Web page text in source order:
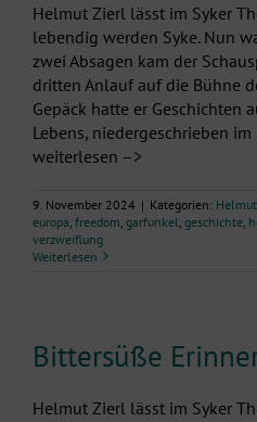
Helmut Zierl lässt im Syker
lebendig werden Syke. Nun
zwei Absagen kam der
dritten Anlauf auf die Bühne
Gepäck hatte er Geschichten
Lebens, niedergeschrieben im
weiterlesen –>
9. November 2024 | Kategorien:
europa freedom garfunkel geschichte
verzweiflung
Weiterlesen
Bittersüße
Helmut Zierl lässt im Syker